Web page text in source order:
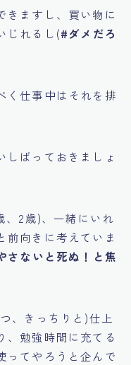
きますし、買い物に
じれるし(#ダメだろ
く仕事中はそれを排
しばっておきましょ
、2歳)、一緒にいれ
前向きに考えていま
さないと死ぬ！と焦
、きっちりと)仕上
、勉強時間に充てる
ってやろうと企んで